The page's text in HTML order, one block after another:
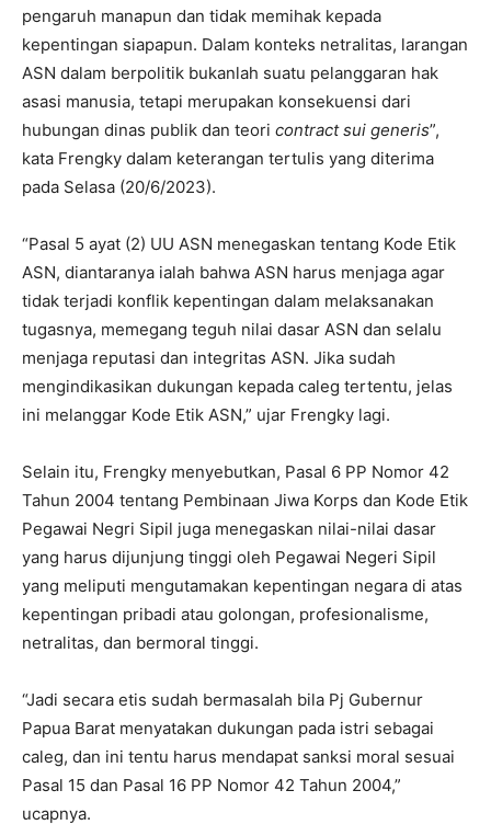
pengaruh manapun dan tidak memihak kepada
kepentingan siapapun. Dalam konteks netralitas, larangan
ASN dalam berpolitik bukanlah suatu pelanggaran hak
asasi manusia, tetapi merupakan konsekuensi dari
hubungan dinas publik dan teori contract sui generis”,
kata Frengky dalam keterangan tertulis yang diterima
pada Selasa (20/6/2023).
“Pasal 5 ayat (2) UU ASN menegaskan tentang Kode Etik
ASN, diantaranya ialah bahwa ASN harus menjaga agar
tidak terjadi konflik kepentingan dalam melaksanakan
tugasnya, memegang teguh nilai dasar ASN dan selalu
menjaga reputasi dan integritas ASN. Jika sudah
mengindikasikan dukungan kepada caleg tertentu, jelas
ini melanggar Kode Etik ASN,” ujar Frengky lagi.
Selain itu, Frengky menyebutkan, Pasal 6 PP Nomor 42
Tahun 2004 tentang Pembinaan Jiwa Korps dan Kode Etik
Pegawai Negri Sipil juga menegaskan nilai-nilai dasar
yang harus dijunjung tinggi oleh Pegawai Negeri Sipil
yang meliputi mengutamakan kepentingan negara di atas
kepentingan pribadi atau golongan, profesionalisme,
netralitas, dan bermoral tinggi.
“Jadi secara etis sudah bermasalah bila Pj Gubernur
Papua Barat menyatakan dukungan pada istri sebagai
caleg, dan ini tentu harus mendapat sanksi moral sesuai
Pasal 15 dan Pasal 16 PP Nomor 42 Tahun 2004,”
ucapnya.